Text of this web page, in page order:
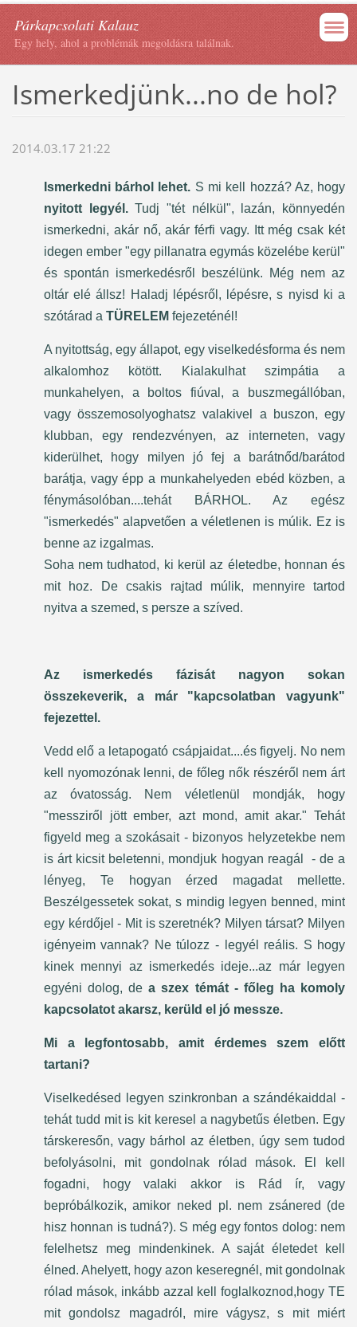
Párkapcsolati Kalauz
Egy hely, ahol a problémák megoldásra találnak.
Ismerkedjünk...no de hol?
2014.03.17 21:22
Ismerkedni bárhol lehet. S mi kell hozzá? Az, hogy
nyitott legyél.Tudj "tét nélkül", lazán, könnyedén
ismerkedni, akár nő, akár férfi vagy. Itt még csak két
idegen ember "egy pillanatra egymás közelébe kerül"
és spontán ismerkedésről beszélünk. Még nem az
oltár elé állsz! Haladj lépésről, lépésre, s nyisd ki a
szótárad a TÜRELEM fejezeténél!
A nyitottság, egy állapot, egy viselkedésforma és nem
alkalomhoz kötött. Kialakulhat szimpátia a
munkahelyen, a boltos fiúval, a buszmegállóban,
vagy összemosolyoghatsz valakivel a buszon, egy
klubban, egy rendezvényen, az interneten, vagy
kiderülhet, hogy milyen jó fej a barátnőd/barátod
barátja, vagy épp a munkahelyeden ebéd közben, a
fénymásolóban....tehát BÁRHOL. Az egész
"ismerkedés" alapvetően a véletlenen is múlik. Ez is
benne az izgalmas.
Soha nem tudhatod, ki kerül az életedbe, honnan és
mit hoz. De csakis rajtad múlik, mennyire tartod
nyitva a szemed, s persze a szíved.
Az ismerkedés fázisát nagyon sokan
összekeverik, a már "kapcsolatban vagyunk"
fejezettel.
Vedd elő a letapogató csápjaidat....és figyelj. No nem
kell nyomozónak lenni, de főleg nők részéről nem árt
az óvatosság. Nem véletlenül mondják, hogy
"messziről jött ember, azt mond, amit akar." Tehát
figyeld meg a szokásait - bizonyos helyzetekbe nem
is árt kicsit beletenni, mondjuk hogyan reagál - de a
lényeg, Te hogyan érzed magadat mellette.
Beszélgessetek sokat, s mindig legyen benned, mint
egy kérdőjel - Mit is szeretnék? Milyen társat? Milyen
igényeim vannak? Ne túlozz - legyél reális. S hogy
kinek mennyi az ismerkedés ideje...az már legyen
egyéni dolog, dea szex témát - főleg ha komoly
kapcsolatot akarsz, kerüld el jó messze.
Mi a legfontosabb, amit érdemes szem előtt
tartani?
Viselkedésed legyen szinkronban a szándékaiddal -
tehát tudd mit is kit keresel a nagybetűs életben. Egy
társkeresőn, vagy bárhol az életben, úgy sem tudod
befolyásolni, mit gondolnak rólad mások. El kell
fogadni, hogy valaki akkor is Rád ír, vagy
bepróbálkozik, amikor neked pl. nem zsánered (de
hisz honnan is tudná?). S még egy fontos dolog: nem
felelhetsz meg mindenkinek. A saját életedet kell
élned. Ahelyett, hogy azon keseregnél, mit gondolnak
rólad mások, inkább azzal kell foglalkoznod,hogy TE
mit gondolsz magadról, mire vágysz, s mit miért